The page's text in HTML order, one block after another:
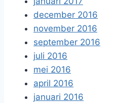
december 2016
november 2016
september 2016
juli 2016
mei 2016
april 2016
januari 2016